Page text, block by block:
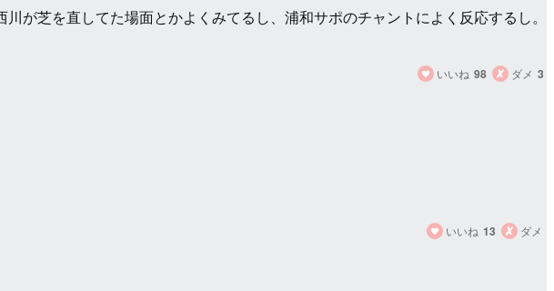
が芝を直してた場面とかよくみてるし、浦和サポのチャントによく反応するし。
いいね 98 ダメ 3
いいね 13 ダメ